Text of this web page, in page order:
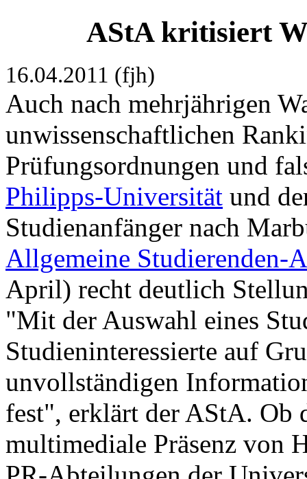
AStA kritisiert
16.04.2011 (fjh)
Auch nach mehrjährigen
unwissenschaftlichen
Prüfungsordnungen und
Philipps-Universität und
Studienanfänger nach
Allgemeine Studierenden-
April) recht deutlich
"Mit der Auswahl eines
Studieninteressierte auf
unvollständigen
fest", erklärt der AStA. Ob
multimediale Präsenz von